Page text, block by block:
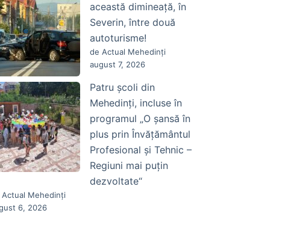
această dimineață, în
Severin, între două
autoturisme!
de Actual Mehedinți
august 7, 2026
Patru școli din
Mehedinți, incluse în
programul „O șansă în
plus prin Învățământul
Profesional și Tehnic –
Regiuni mai puțin
dezvoltate“
Actual Mehedinți
6, 2026